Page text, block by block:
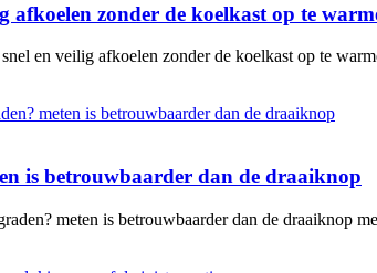
afkoelen zonder de koelkast op te
en veilig afkoelen zonder de koelkast op te
is betrouwbaarder dan de draaiknop
meten is betrouwbaarder dan de draaiknop